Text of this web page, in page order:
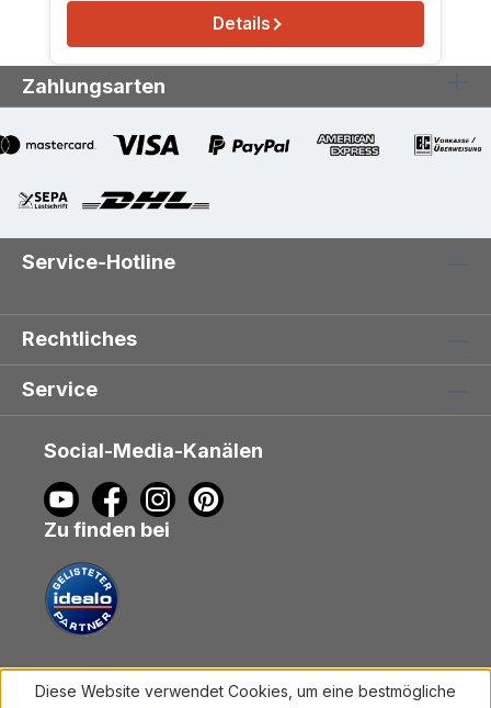
Details
Zahlungsarten
Service-Hotline
Rechtliches
Service
Social-Media-Kanälen
Zu finden bei
Vertrag widerrufen
Diese Website verwendet Cookies, um eine bestmögliche